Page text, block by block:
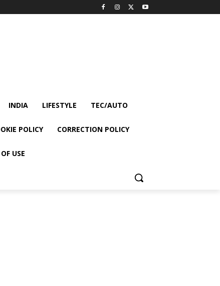
INDIA LIFESTYLE TEC/AUTO
POLICY CORRECTION POLICY
USE